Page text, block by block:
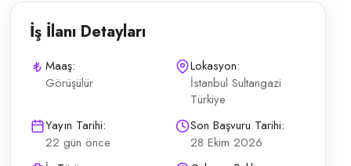
Başvurular şahsen; telefon ile bilgi En az ilköğretim mezunu
İş İlanı Detayları
Maaş:
Görüşülür
Lokasyon:
İstanbul Sultangazi
Türkiye
Yayın Tarihi:
22 gün önce
Son Başvuru Tarihi:
28 Ekim 2026